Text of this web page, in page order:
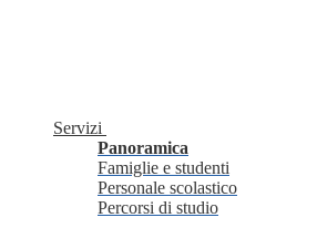
Servizi
Panoramica
Famiglie e studenti
Personale scolastico
Percorsi di studio